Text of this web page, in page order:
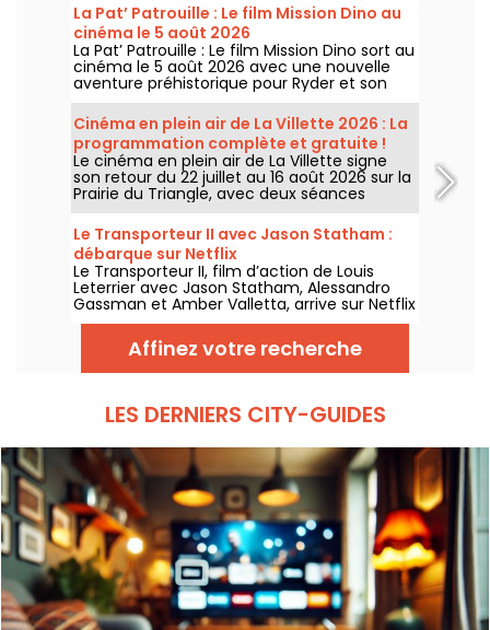
La Pat’ Patrouille : Le film Mission Dino au
cinéma le 5 août 2026
La Pat’ Patrouille : Le film Mission Dino sort au
cinéma le 5 août 2026 avec une nouvelle
aventure préhistorique pour Ryder et son
équipe.
Cinéma en plein air de La Villette 2026 : La
programmation complète et gratuite !
Le cinéma en plein air de La Villette signe
son retour du 22 juillet au 16 août 2026 sur la
Prairie du Triangle, avec deux séances
gratuites par jour, à 18h et 21h. Pour cette
35e édition, le festival met à l’honneur le
thème “L’appel de la forêt”. Découvrez la
programmation complète et gratuite !
Le Transporteur II avec Jason Statham :
débarque sur Netflix
Le Transporteur II, film d’action de Louis
Leterrier avec Jason Statham, Alessandro
Gassman et Amber Valletta, arrive sur Netflix
le 29 juillet 2026.
Affinez votre recherche
LES DERNIERS CITY-GUIDES